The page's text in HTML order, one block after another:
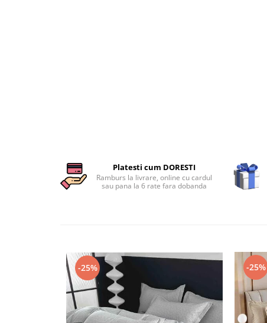
Lenjerii De Pat Damasc 1 Persoana
Lenjerii De Pat, Imprimeu 3D, 1
Platesti cum DORESTI
Ramburs la livrare, online cu cardul
sau pana la 6 rate fara dobanda
-25% -25%